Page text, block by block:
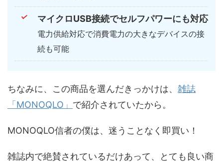
マイクロUSB接続でセルフパワーにも対応
電力供給対応で消費電力の大きなデバイスの接
続も可能
ちなみに、この商品を選んだきっかけは、 雑誌
「MONOQLO」 で紹介されていたから。
MONOQLO信者の僕は、迷うことなく即買い！
雑誌内で絶賛されているだけあって、とても良い商